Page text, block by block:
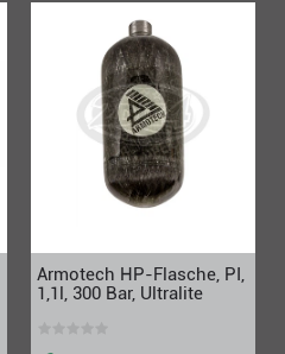
Armotech HP-Flasche, PI,
1,1l, 300 Bar, Ultralite